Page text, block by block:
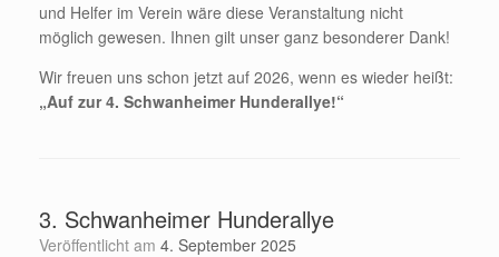
und Helfer im Verein wäre diese Veranstaltung nicht
möglich gewesen. Ihnen gilt unser ganz besonderer Dank!
Wir freuen uns schon jetzt auf 2026, wenn es wieder heißt:
„Auf zur 4. Schwanheimer Hunderallye!“
3. Schwanheimer Hunderallye
Veröffentlicht am 4. September 2025